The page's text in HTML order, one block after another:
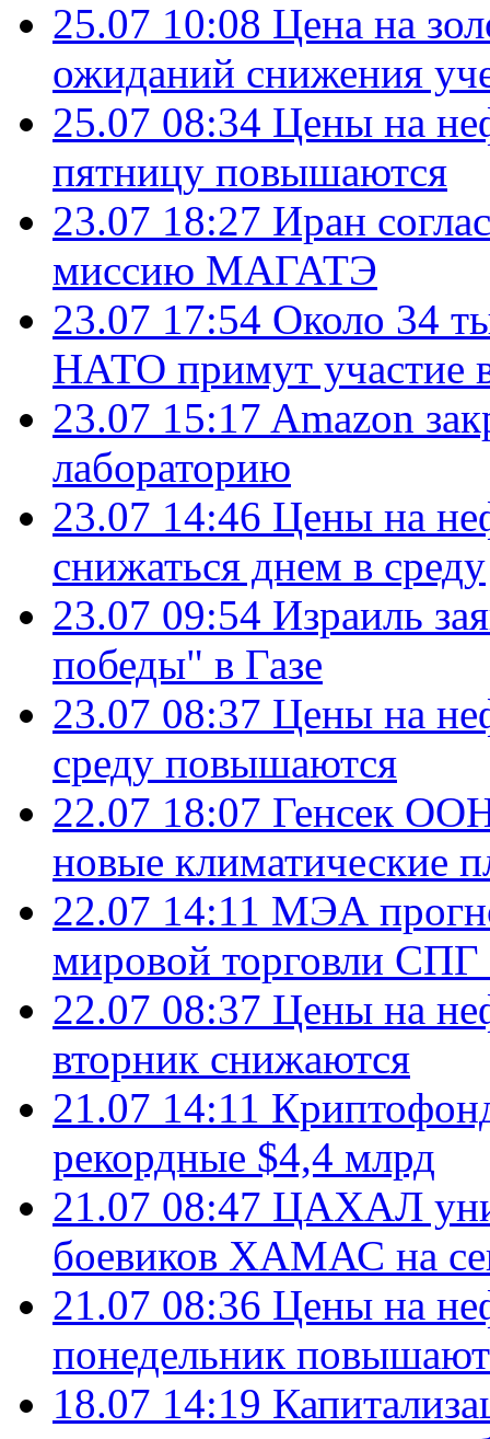
25.07 10:08 Цена на
ожиданий снижения
25.07 08:34 Цены на
пятницу повышаются
23.07 18:27 Иран
миссию МАГАТЭ
23.07 17:54 Около 34
НАТО примут участие
23.07 15:17 Amazon
лабораторию
23.07 14:46 Цены на
снижаться днем в среду
23.07 09:54 Израиль
победы" в Газе
23.07 08:37 Цены на
среду повышаются
22.07 18:07 Генсек ООН
новые климатические
22.07 14:11 МЭА
мировой торговли СПГ
22.07 08:37 Цены на
вторник снижаются
21.07 14:11
рекордные $4,4 млрд
21.07 08:47 ЦАХАЛ
боевиков ХАМАС на
21.07 08:36 Цены на
понедельник
18.07 14:19